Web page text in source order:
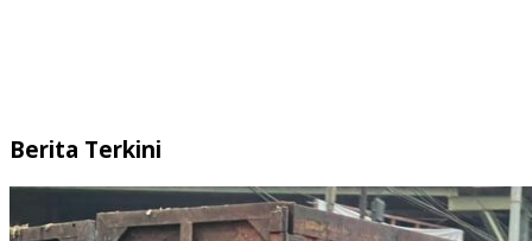
Berita Terkini